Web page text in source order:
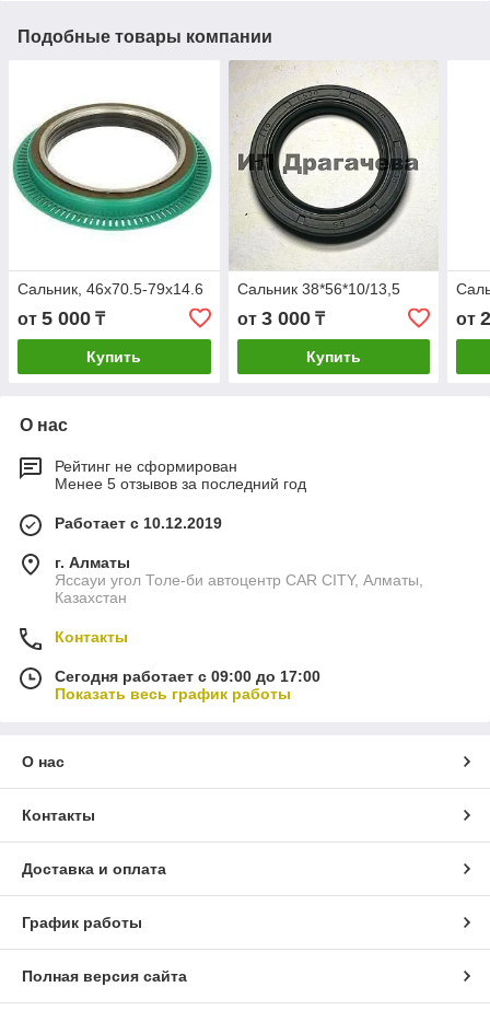
Подобные товары компании
Сальник, 46x70.5-79x14.6
от 5 000 ₸
Купить
Сальник 38*56*10/13,5
от 3 000₸
Купить
от
О нас
Рейтинг не сформирован
Менее 5 отзывов за последний год
Работает с 10.12.2019
г. Алматы
Яссауи угол Толе-би автоцентр CAR CITY, Алматы,
Казахстан
Контакты
Сегодня работает с 09:00 до 17:00
Показать весь график работы
О нас
Контакты
Доставка и оплата
График работы
Полная версия сайта